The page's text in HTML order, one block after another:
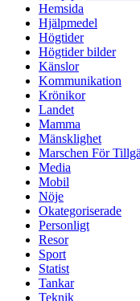
Hemsida
Hjälpmedel
Högtider
Högtider bilder
Känslor
Kommunikation
Krönikor
Landet
Mamma
Mänsklighet
Marschen För
Media
Mobil
Nöje
Okategoriserade
Personligt
Resor
Sport
Statist
Tankar
Teknik